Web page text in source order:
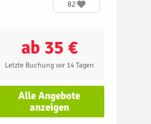
82
ab 35 €
Letzte Buchung vor 14 Tagen
Alle Angebote
anzeigen